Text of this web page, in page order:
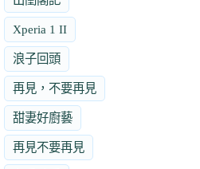
Xperia 1 II
浪子回頭
再見，不要再見
甜妻好廚藝
再見不要再見